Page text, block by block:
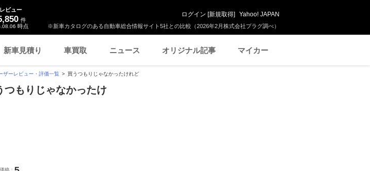
※新車カタログのある自動車総合情報サイト5社との比較（2026年2月株式会社プラグ調べ）
ビュー
件
時点
ログイン [新規取得] Yahoo! JAPAN
新車見積り 車買取 ニュース オリジナル記事 マイカー
ザーレビュー・評価一覧 買うつもりじゃなかったけれど
もりじゃなかったけ
価格